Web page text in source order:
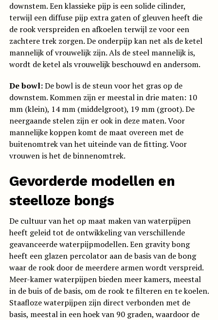
downstem. Een klassieke pijp is een solide cilinder,
terwijl een diffuse pijp extra gaten of gleuven heeft die
de rook verspreiden en afkoelen terwijl ze voor een
zachtere trek zorgen. De onderpijp kan net als de ketel
mannelijk of vrouwelijk zijn. Als de steel mannelijk is,
wordt de ketel als vrouwelijk beschouwd en andersom.
De bowl:De bowl is de steun voor het gras op de
downstem. Kommen zijn er meestal in drie maten: 10
mm (klein), 14 mm (middelgroot), 19 mm (groot). De
neergaande stelen zijn er ook in deze maten. Voor
mannelijke koppen komt de maat overeen met de
buitenomtrek van het uiteinde van de fitting. Voor
vrouwen is het de binnenomtrek.
Gevorderde modellen en
steelloze bongs
De cultuur van het op maat maken van waterpijpen
heeft geleid tot de ontwikkeling van verschillende
geavanceerde waterpijpmodellen. Een gravity bong
heeft een glazen percolator aan de basis van de bong
waar de rook door de meerdere armen wordt verspreid.
Meer-kamer waterpijpen bieden meer kamers, meestal
in de buis of de basis, om de rook te filteren en te koelen.
Staafloze waterpijpen zijn direct verbonden met de
basis, meestal in een hoek van 90 graden, waardoor de